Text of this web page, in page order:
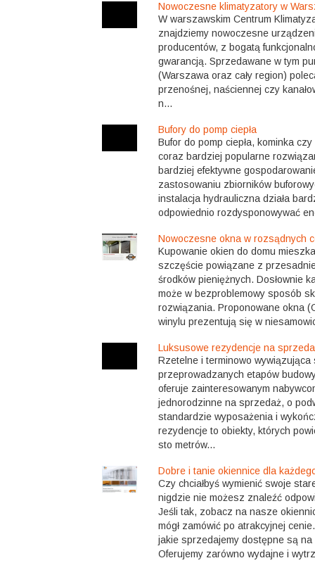
Nowoczesne klimatyzatory w
W warszawskim Centrum
znajdziemy nowoczesne
producentów, z bogatą
gwarancją. Sprzedawane w tym
(Warszawa oraz cały region)
przenośnej, naściennej czy
n...
Bufory do pomp ciepła
Bufor do pomp ciepła, kominka
coraz bardziej popularne
bardziej efektywne
zastosowaniu zbiorników
instalacja hydrauliczna działa
odpowiednio rozdysponowywać
Nowoczesne okna w rozsądnych
Kupowanie okien do domu
szczęście powiązane z
środków pieniężnych. Dosłownie
może w bezproblemowy sposób
rozwiązania. Proponowane okna
winylu prezentują się w
Luksusowe rezydencje na
Rzetelne i terminowo
przeprowadzanych etapów
oferuje zainteresowanym
jednorodzinne na sprzedaż, o
standardzie wyposażenia i
rezydencje to obiekty, których
sto metrów...
Dobre i tanie okiennice dla
Czy chciałbyś wymienić swoje
nigdzie nie możesz znaleźć
Jeśli tak, zobacz na nasze
mógł zamówić po atrakcyjnej
jakie sprzedajemy dostępne są
Oferujemy zarówno wydajne i